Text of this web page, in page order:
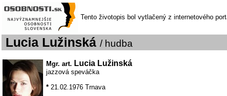
Tento životopis bol vytlačený z internetového
Lucia Lužinská / hudba
Mgr. art. Lucia Lužinská
jazzová speváčka
* 21.02.1976 Trnava